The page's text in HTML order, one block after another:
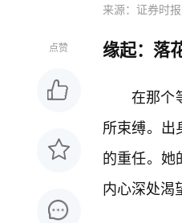
来源：证券时
点赞 缘起：落
在那个
所束缚。出
的重任。她
内心深处渴